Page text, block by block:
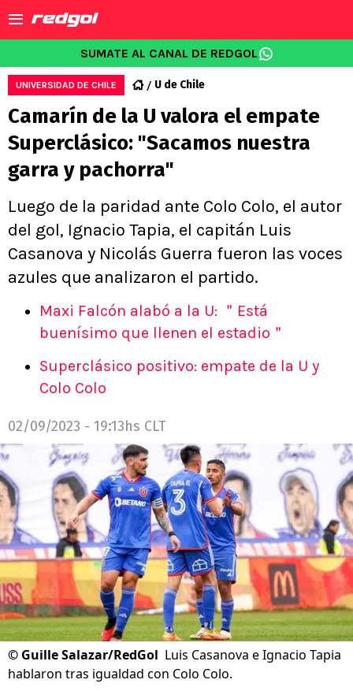
SUMATE AL CANAL DE REDGOL
UNIVERSIDAD DE CHILE U de Chile
Camarín de la U valora el empate
Superclásico: "Sacamos nuestra
garra y pachorra"
Luego de la paridad ante Colo Colo, el autor
del gol, Ignacio Tapia, el capitán Luis
Casanova y Nicolás Guerra fueron las voces
azules que analizaron el partido.
Maxi Falcón alabó a la U: ＂Está
buenísimo que llenen el estadio＂
Superclásico positivo: empate de la U y
Colo Colo
02/09/2023 - 19:13hs CLT
© Guille Salazar/RedGol Luis Casanova e Ignacio Tapia
hablaron tras igualdad con Colo Colo.